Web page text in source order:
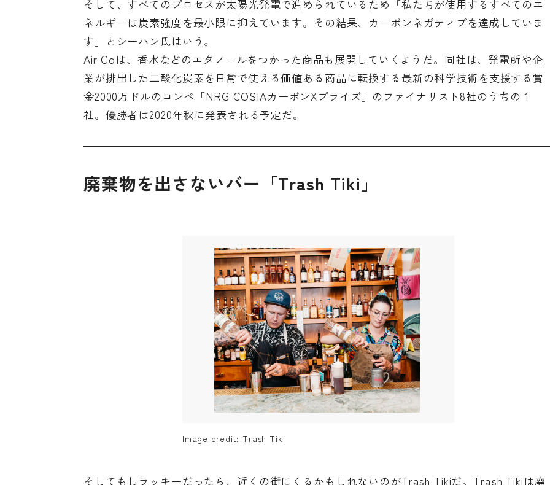
そして、すべてのプロセスが太陽光発電で進められているため「私たちが使用するすべてのエ
ネルギーは炭素強度を最小限に抑えています。その結果、カーボンネガティブを達成していま
す」とシーハン氏はいう。
Air Coは、香水などのエタノールをつかった商品も展開していくようだ。同社は、発電所や企
業が排出した二酸化炭素を日常で使える価値ある商品に転換する最新の科学技術を支援する賞
金2000万ドルのコンペ「NRG COSIAカーボンXプライズ」のファイナリスト8社のうちの１
社。優勝者は2020年秋に発表される予定だ。
廃棄物を出さないバー「Trash Tiki」
Image credit: Trash Tiki
そしてもしラッキーだったら、近くの街にくるかもしれないのがTrash Tikiだ。Trash Tikiは廃